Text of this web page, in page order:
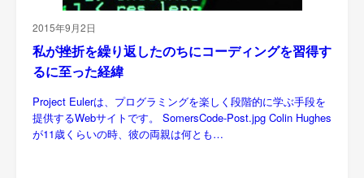
2015年9月2日
私が挫折を繰り返したのちにコーディングを習得す
るに至った経緯
Project Eulerは、プログラミングを楽しく段階的に学ぶ手段を
提供するWebサイトです。 SomersCode-Post.jpg Colin Hughes
が11歳くらいの時、彼の両親は何とも…